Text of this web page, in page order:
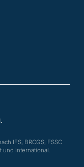
IFS, BRCGS, FSSC
international.